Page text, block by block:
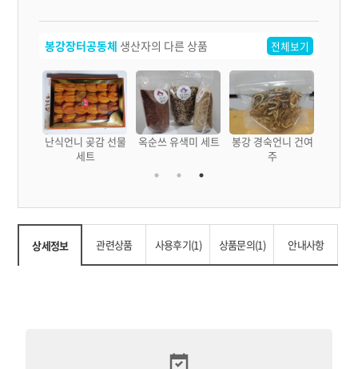
봉강장터공동체 생산자의 다른 상품 전체보기
난식언니 곶감 선물
세트
옥순쓰 유색미 세트
봉강 경숙언니 건여
주
상세정보 관련상품 사용후기(1) 상품문의(1) 안내사항